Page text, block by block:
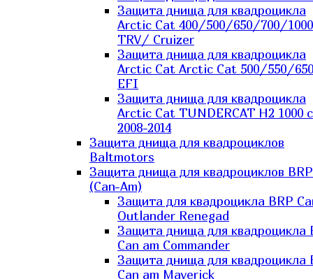
Защита днища для квадроцикла
Arctic Cat 400/500/650/700/1000
TRV/ Cruizer
Защита днища для квадроцикла
Arctic Cat Arctic Cat 500/550/
EFI
Защита днища для квадроцикла
Arctic Cat TUNDERCAT H2 1000 c
2008-2014
Защита днища для квадроциклов
Baltmotors
Защита днища для квадроциклов BRP
(Can-Am)
Защита для квадроцикла BRP
Outlander Renegad
Защита днища для квадроцикла
Can am Commander
Защита днища для квадроцикла
Can am Maverick